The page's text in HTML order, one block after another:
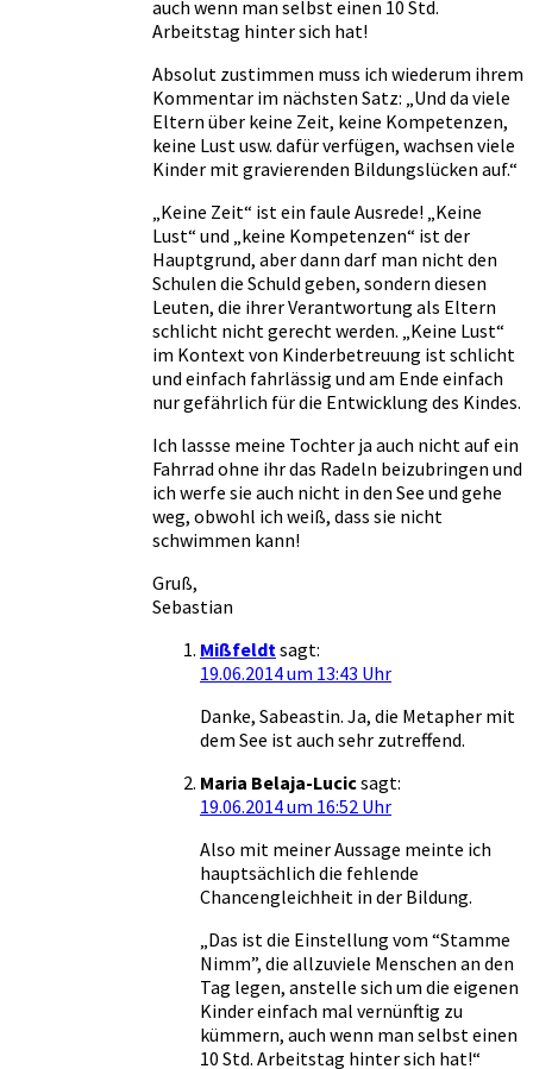
auch wenn man selbst einen 10 Std.
Arbeitstag hinter sich hat!
Absolut zustimmen muss ich wiederum ihrem
Kommentar im nächsten Satz: „Und da viele
Eltern über keine Zeit, keine Kompetenzen,
keine Lust usw. dafür verfügen, wachsen viele
Kinder mit gravierenden Bildungslücken auf.“
„Keine Zeit“ ist ein faule Ausrede! „Keine
Lust“ und „keine Kompetenzen“ ist der
Hauptgrund, aber dann darf man nicht den
Schulen die Schuld geben, sondern diesen
Leuten, die ihrer Verantwortung als Eltern
schlicht nicht gerecht werden. „Keine Lust“
im Kontext von Kinderbetreuung ist schlicht
und einfach fahrlässig und am Ende einfach
nur gefährlich für die Entwicklung des Kindes.
Ich lassse meine Tochter ja auch nicht auf ein
Fahrrad ohne ihr das Radeln beizubringen und
ich werfe sie auch nicht in den See und gehe
weg, obwohl ich weiß, dass sie nicht
schwimmen kann!
Gruß,
Sebastian
Mißfeldt sagt:
19.06.2014 um 13:43 Uhr
Danke, Sabeastin. Ja, die Metapher mit
dem See ist auch sehr zutreffend.
Maria Belaja-Lucicsagt:
19.06.2014 um 16:52 Uhr
Also mit meiner Aussage meinte ich
hauptsächlich die fehlende
Chancengleichheit in der Bildung.
„Das ist die Einstellung vom “Stamme
Nimm”, die allzuviele Menschen an den
Tag legen, anstelle sich um die eigenen
Kinder einfach mal vernünftig zu
kümmern, auch wenn man selbst einen
10 Std. Arbeitstag hinter sich hat!“